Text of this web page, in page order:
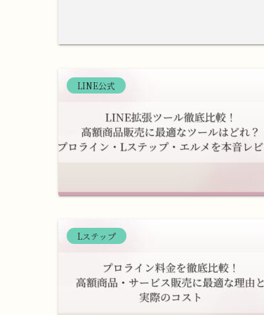
LINE公式
Lステップ